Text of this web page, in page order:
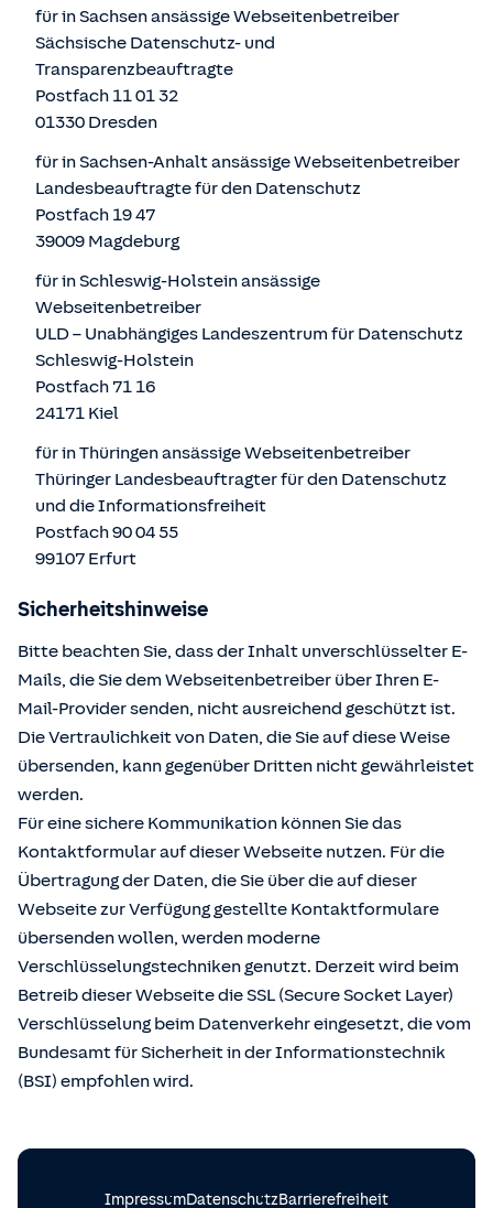
für in Sachsen ansässige Webseitenbetreiber
Sächsische Datenschutz- und
Transparenzbeauftragte
Postfach 11 01 32
01330 Dresden
für in Sachsen-Anhalt ansässige Webseitenbetreiber
Landesbeauftragte für den Datenschutz
Postfach 19 47
39009 Magdeburg
für in Schleswig-Holstein ansässige
Webseitenbetreiber
ULD – Unabhängiges Landeszentrum für Datenschutz
Schleswig-Holstein
Postfach 71 16
24171 Kiel
für in Thüringen ansässige Webseitenbetreiber
Thüringer Landesbeauftragter für den Datenschutz
und die Informationsfreiheit
Postfach 90 04 55
99107 Erfurt
Sicherheitshinweise
Bitte beachten Sie, dass der Inhalt unverschlüsselter E-
Mails, die Sie dem Webseitenbetreiber über Ihren E-
Mail-Provider senden, nicht ausreichend geschützt ist.
Die Vertraulichkeit von Daten, die Sie auf diese Weise
übersenden, kann gegenüber Dritten nicht gewährleistet
werden.
Für eine sichere Kommunikation können Sie das
Kontaktformular auf dieser Webseite nutzen. Für die
Übertragung der Daten, die Sie über die auf dieser
Webseite zur Verfügung gestellte Kontaktformulare
übersenden wollen, werden moderne
Verschlüsselungstechniken genutzt. Derzeit wird beim
Betreib dieser Webseite die SSL (Secure Socket Layer)
Verschlüsselung beim Datenverkehr eingesetzt, die vom
Bundesamt für Sicherheit in der Informationstechnik
(BSI) empfohlen wird.
ImpressumDatenschutzBarrierefreiheit